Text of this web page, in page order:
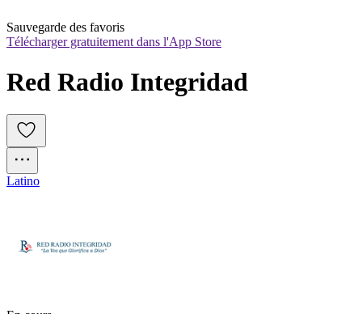
Sauvegarde des favoris
Télécharger gratuitement dans l'App Store
Red Radio Integridad
Latino